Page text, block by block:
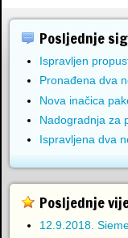
Posljednje
Ispravljen
Pronađena dva
Nova inačica
Nadogradnja za
Ispravljena dva
Posljednje
12.9.2018.